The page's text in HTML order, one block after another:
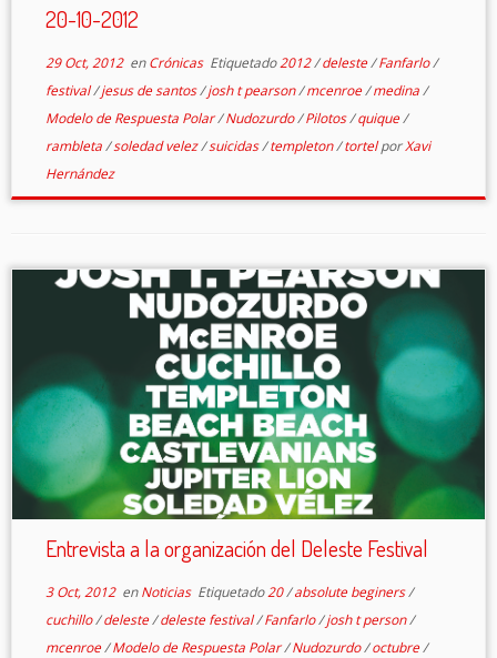
20-10-2012
29 Oct, 2012enCrónicas Etiquetado2012/deleste/Fanfarlo/
festival/jesus de santos/josh t pearson/mcenroe/medina/
Modelo de Respuesta Polar/Nudozurdo/Pilotos/quique/
rambleta/soledad velez/suicidas/templeton/tortelporXavi
Hernández
Entrevista a la organización del Deleste Festival
3 Oct, 2012enNoticias Etiquetado20/absolute beginers/
cuchillo/deleste/deleste festival/Fanfarlo/josh t person/
mcenroe/Modelo de Respuesta Polar/Nudozurdo/octubre/